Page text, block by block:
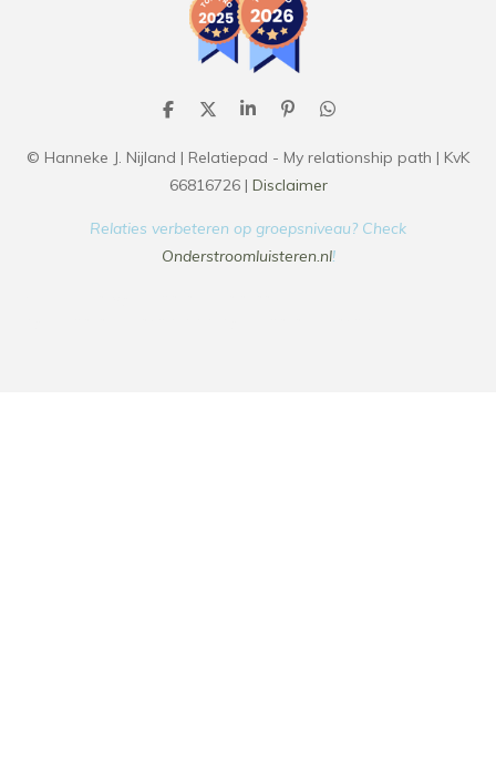
D
l
e
n
D
e
l
S
a
r
e
P
n
n
e
D
l
e
n
© Hanneke J. Nijland | Relatiepad - My relationship path | KvK
66816726 | Disclaimer
Relaties verbeteren op groepsniveau? Check
Onderstroomluisteren.nl!